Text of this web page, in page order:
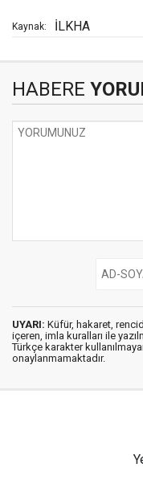
Kaynak: İLKHA
HABERE
UYARI: Küfür, hakaret,
içeren, imla kuralları ile
Türkçe karakter
onaylanmamaktadır.